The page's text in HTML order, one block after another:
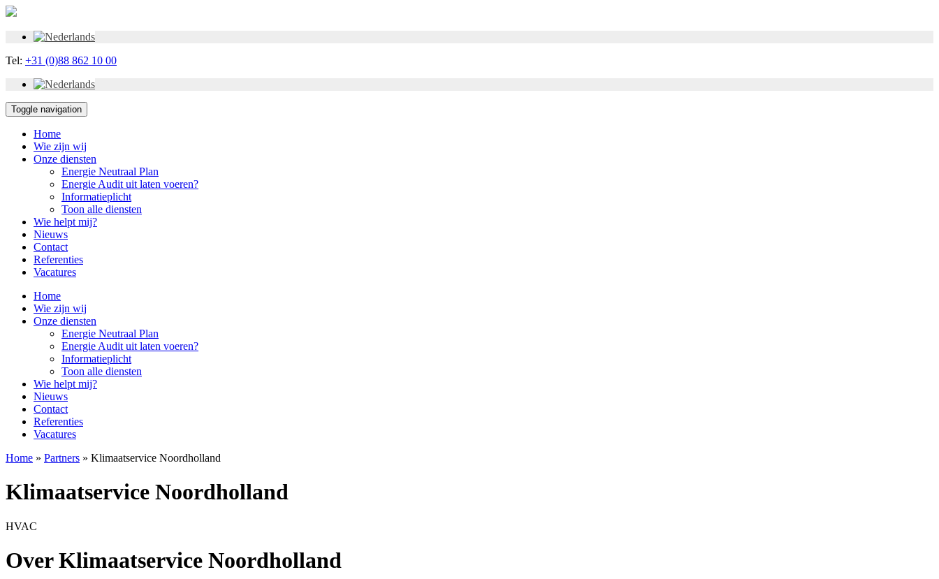
Tel: +31 (0)88 862 10 00
Toggle navigation
Home
Wie zijn wij
Onze diensten
Energie Neutraal Plan
Energie Audit uit laten voeren?
Informatieplicht
Toon alle diensten
Wie helpt mij?
Nieuws
Contact
Referenties
Vacatures
Home
Wie zijn wij
Onze diensten
Energie Neutraal Plan
Energie Audit uit laten voeren?
Informatieplicht
Toon alle diensten
Wie helpt mij?
Nieuws
Contact
Referenties
Vacatures
Home » Partners » Klimaatservice Noordholland
Klimaatservice Noordholland
HVAC
Over Klimaatservice Noordholland